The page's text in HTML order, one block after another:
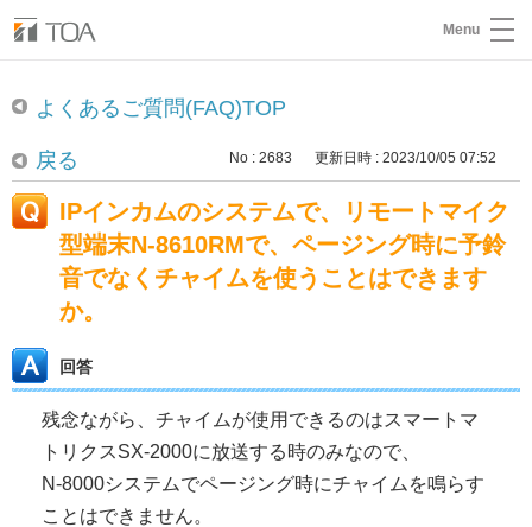
Menu
よくあるご質問(FAQ)TOP
戻る No : 2683 更新日時 : 2023/10/05 07:52
IPインカムのシステムで、リモートマイク
型端末N-8610RMで、ページング時に予鈴
音でなくチャイムを使うことはできます
か。
回答
残念ながら、チャイムが使用できるのはスマートマ
トリクスSX-2000に放送する時のみなので、
N-8000システムでページング時にチャイムを鳴らす
ことはできません。